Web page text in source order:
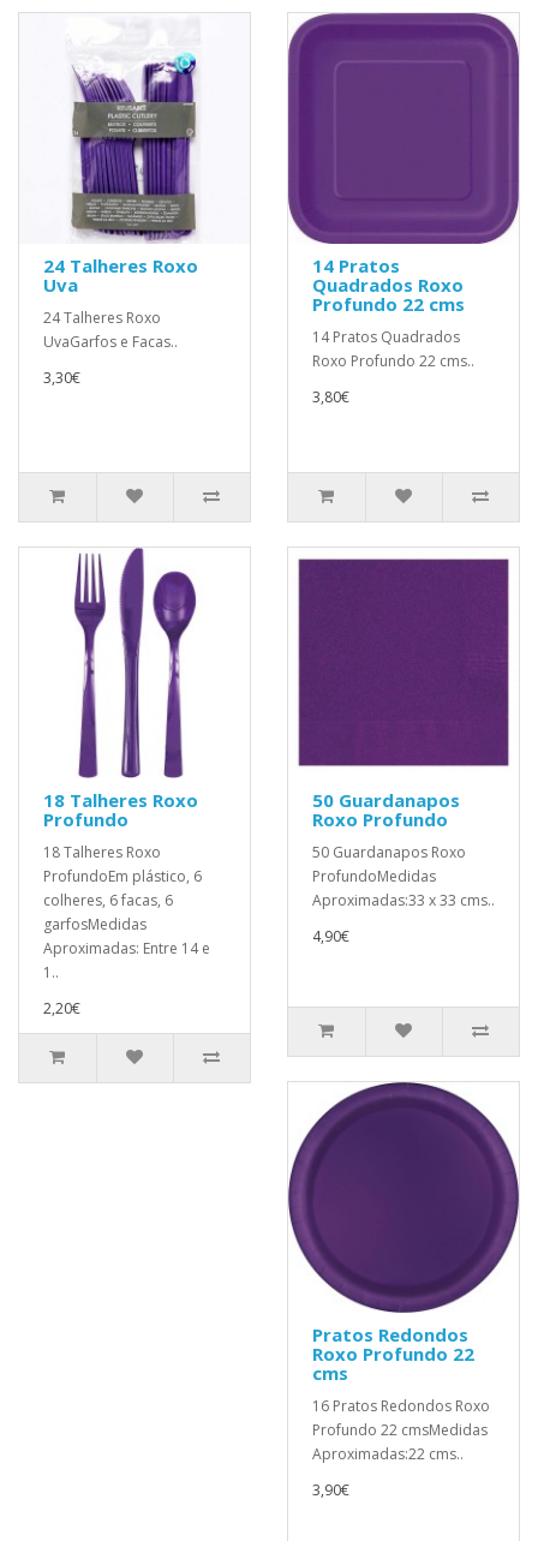
24 Talheres Roxo
Uva
24 Talheres Roxo
UvaGarfos e Facas..
3,30€
14 Pratos
Quadrados Roxo
Profundo 22 cms
14 Pratos Quadrados
Roxo Profundo 22 cms..
3,80€
18 Talheres Roxo
Profundo
18 Talheres Roxo
ProfundoEm plástico, 6
colheres, 6 facas, 6
garfosMedidas
Aproximadas: Entre 14 e
1..
2,20€
50 Guardanapos
Roxo Profundo
50 Guardanapos Roxo
ProfundoMedidas
Aproximadas:33 x 33 cms..
4,90€
Pratos Redondos
Roxo Profundo 22
cms
16 Pratos Redondos Roxo
Profundo 22 cmsMedidas
Aproximadas:22 cms..
3,90€